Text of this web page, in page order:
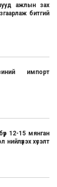
ажлын зах
битгий
импорт
12-15 мянган
хүсэлт